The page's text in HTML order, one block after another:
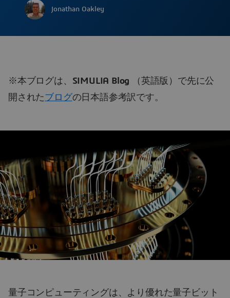
Jonathan Oakley
※本ブログは、 SIMULIA Blog
（英語版）で先に公
開されたブログの日本語参考訳です。
量子コンピューティングは、より優れた量子ビット